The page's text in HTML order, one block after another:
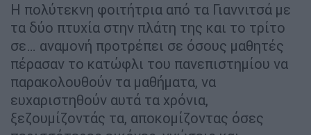
Η πολύτεκνη φοιτήτρια από τα Γιαννιτσά με
τα δύο πτυχία στην πλάτη της και το τρίτο
σε… αναμονή προτρέπει σε όσους μαθητές
πέρασαν το κατώφλι του πανεπιστημίου να
παρακολουθούν τα μαθήματα, να
ευχαριστηθούν αυτά τα χρόνια,
ξεζουμίζοντάς τα, αποκομίζοντας όσες